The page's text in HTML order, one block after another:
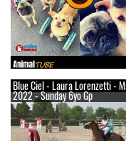
Blue Ciel - Laura Lorenzetti -
2022 - Sunday 6yo Gp